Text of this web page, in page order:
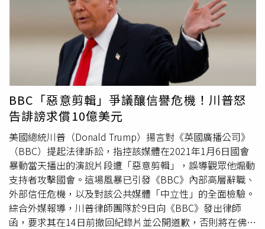
Association）反對下被任命，該協會代表約1.4萬名以現職
探員為主的成員。邦吉諾在社群平台X上發文寫道：「我要
感謝川普總統、司法部長邦迪（Pam Bondi），以及帕特爾
局長，給我這個帶著使命感服務的機會。」多名了解內情的
人士向《路透社》表示，邦吉諾辦公室內的私人物品已經打
包完成，不過另有1名人士指出，他17日仍在聯邦調查局總
部工作。在擔任播客主持人期間，邦吉諾曾散播多項陰謀
論，這些言論在他擔任FBI副局長後，反成為他的嚴重困
擾，其中最引人注目的例子，包括2021年1月6日的
莊暴動事件，以及已故性犯罪者、淫魔富豪艾普斯坦
（Jeffrey Epstein）案。邦吉諾曾宣稱，在1月6日事件前
夕，有人在民主黨全國委員會（Democratic National
Committee）與共和黨全國委員會（Republican National
Committee）辦公室附近放置土製炸彈，而此舉是FBI的
「內部行動」。然而，在FBI於去年12月逮捕這起案件的嫌
疑人後，邦吉諾收回了這項說法，並在隨後接受《福斯新
BBC「惡意剪輯」爭議釀信譽危機！川普怒
告誹謗求償10億美元
美國總統川普（Donald Trump）揚言對《英國廣播公司》
（BBC）提起法律訴訟，指控該媒體在2021年1月6日國會
暴動當天播出的演說片段遭「惡意剪輯」，誤導觀眾他煽動
支持者攻擊國會。這場風暴已引發《BBC》內部高層辭職、
外部信任危機，以及對該公共媒體「中立性」的全面檢驗。
綜合外媒報導，川普律師團隊於9日向《BBC》發出律師
函，要求其在14日前撤回紀錄片並公開道歉，否則將在佛州